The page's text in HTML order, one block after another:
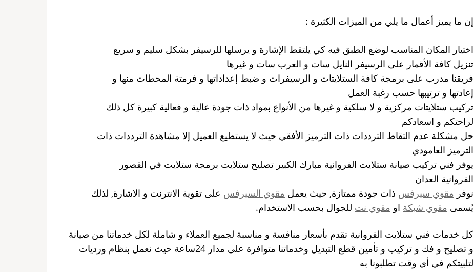
إن ما يميز أعمال ما يلي من الميزات الكثيرة :
اختيار المكان المناسب لوضع الطبق فيه كي يلتقط الإشارة و يرسلها للرسيفر بشكل سليم و سريع
تنزيل كافة الأقمار على الرسيفر النايل سات و العرب سات و غيرها
فريقنا مدرب على برمجة كافة الستلايتات و الرسيفرات و ضبط إعداداتها و فرمتة المحطات منها و
إعادتها و ترتيبها حسب رغبة العمل
تركيب ستلايتات مركزية و لا سلكية و غيرها من الأنواع بمواد ذات جودة عالية و فعالية كبيرة كل ذلك
لراحتكم و اسعادكم
حل مشكلة عدم التقاط الترددات ذات الترميز الأفقي حيث لا يستطيع العميل إلا مشاهدة الترددات ذات
الترميز العامودي
يوفر فني تركيب صيانة ستلايت الفروانية مبارك الكبير تصليح ستلايت برمجة ستلايت في القصور
الفروانية العدان
نوفر مقوي سيرفس ذات جودة ممتازة, حيث يعمل مقوي السيرفس على تقوية الانترنت و الاشارة, لذلك
يُسمى مقوي شبكة او مقوي نت للجوال بحسب الاستخدام.
كل خدمات فني ستلايت الفروانية تقدم بأسعار منافسة و مناسبة لجميع العملاء و شاملة لكل خدماتنا من صيانة
و تصليح و فك و تركيب و تأمين قطع التبديل وخدماتنا متوافرة على مدار 24ساعة حيث نعمل بنظام ورديات
لتلبيتكم في أي وقت تطلبونا به